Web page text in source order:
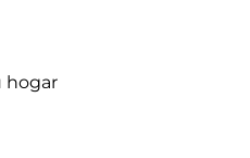
hogar